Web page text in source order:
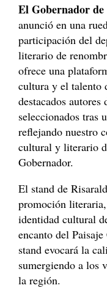
El Gobernador
anunció en una
participación del
literario de
ofrece una
cultura y el talento
destacados
seleccionados tras
reflejando nuestro
cultural y literario
Gobernador.
El stand de
promoción
identidad cultural
encanto del
stand evocará la
sumergiendo a los
la región.